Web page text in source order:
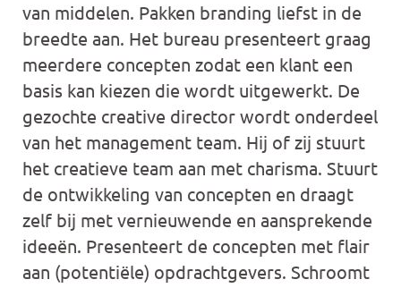
van middelen. Pakken branding liefst in de
breedte aan. Het bureau presenteert graag
meerdere concepten zodat een klant een
basis kan kiezen die wordt uitgewerkt. De
gezochte creative director wordt onderdeel
van het management team. Hij of zij stuurt
het creatieve team aan met charisma. Stuurt
de ontwikkeling van concepten en draagt
zelf bij met vernieuwende en aansprekende
ideeën. Presenteert de concepten met flair
aan (potentiële) opdrachtgevers. Schroomt